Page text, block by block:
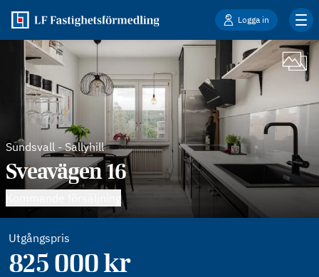
Logga in
Sundsvall -Sallyhill
Sveavägen 16
Utgångspris
825 000kr